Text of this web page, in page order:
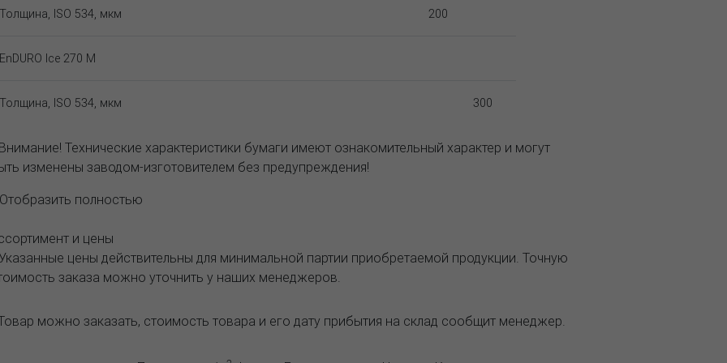
Толщина, ISO 534, мкм 200
EnDURO Ice 270 M
Толщина, ISO 534, мкм 300
Технические характеристики бумаги имеют ознакомительный характер и могут
изменены заводом-изготовителем без предупреждения!
полностью
и цены
цены действительны для минимальной партии приобретаемой продукции. Точную
заказа можно уточнить у наших менеджеров.
можно заказать, стоимость товара и его дату прибытия на склад сообщит менеджер.